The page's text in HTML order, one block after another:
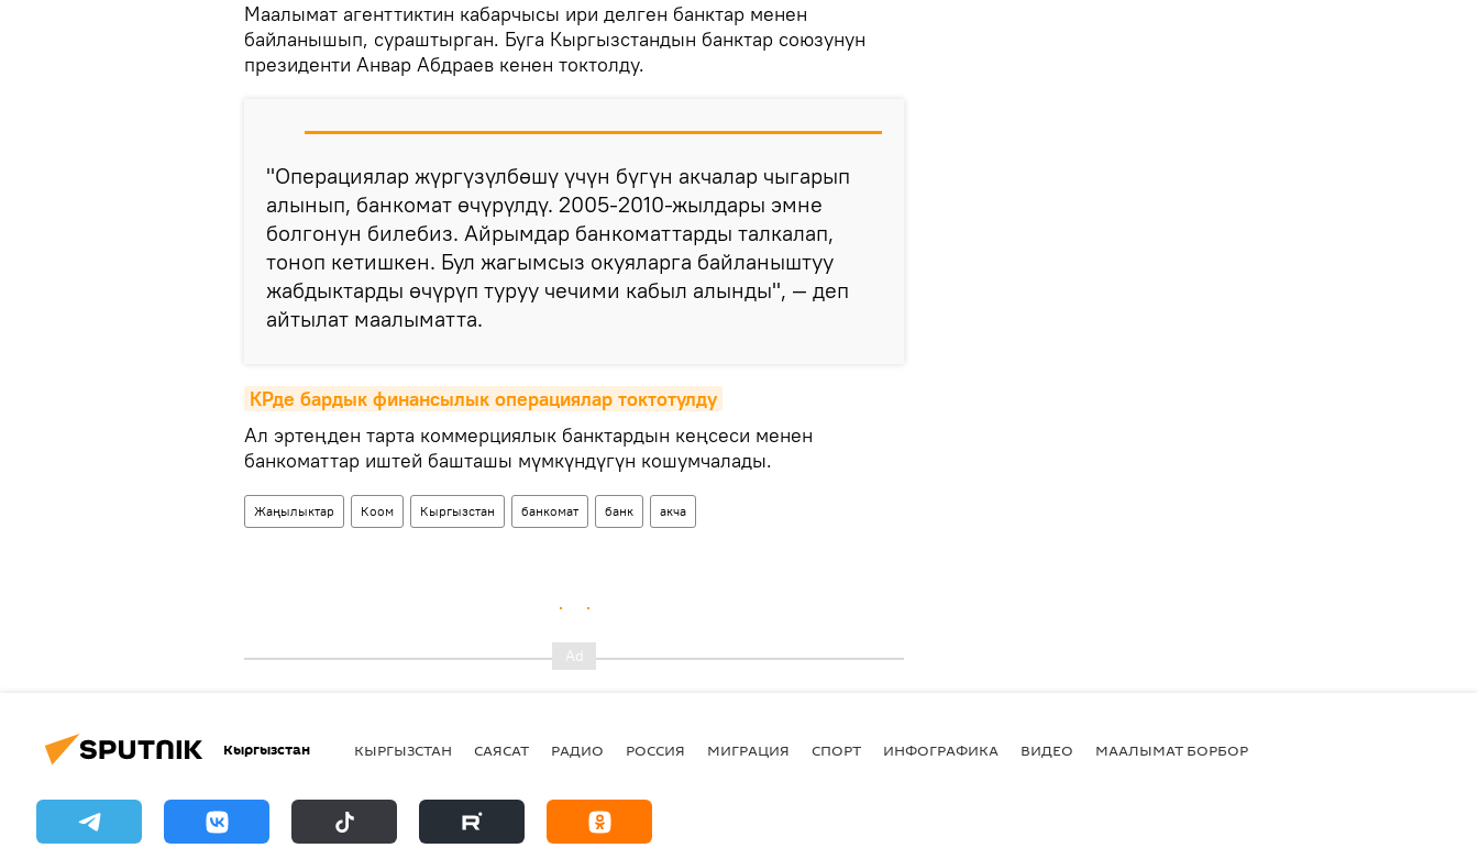
Маалымат агенттиктин кабарчысы ири делген банктар менен
байланышып, сураштырган. Буга Кыргызстандын банктар союзунун
президенти Анвар Абдраев кенен токтолду.
"Операциялар жүргүзүлбөшү үчүн бүгүн акчалар чыгарып
алынып, банкомат өчүрүлдү. 2005-2010-жылдары эмне
болгонун билебиз. Айрымдар банкоматтарды талкалап,
тоноп кетишкен. Бул жагымсыз окуяларга байланыштуу
жабдыктарды өчүрүп туруу чечими кабыл алынды", — деп
айтылат маалыматта.
КРде бардык финансылык операциялар токтотулду
Ал эртеңден тарта коммерциялык банктардын кеңсеси менен
банкоматтар иштей башташы мүмкүндүгүн кошумчалады.
Жаңылыктар Коом Кыргызстан банкомат банк акча
Кыргызстан КЫРГЫЗСТАН САЯСАТ РАДИО РОССИЯ МИГРАЦИЯ СПОРТ ИНФОГРАФИКА ВИДЕО МААЛЫМАТ БОРБОР